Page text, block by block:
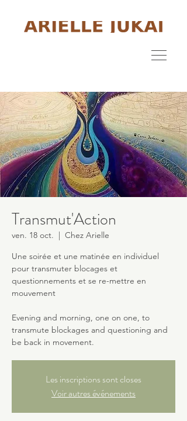
Transmut'Action
ven. 18 oct.
  |
Chez Arielle
Une soirée et une matinée en individuel
pour transmuter blocages et
questionnements et se re-mettre en
mouvement
Evening and morning, one on one, to
transmute blockages and questioning and
be back in movement.
Les inscriptions sont closes
Voir autres événements